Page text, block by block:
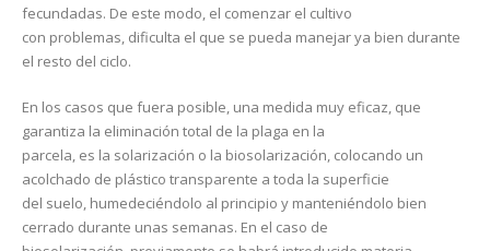
fecundadas. De este modo, el comenzar el cultivo
con problemas, dificulta el que se pueda manejar ya bien durante
el resto del ciclo.
En los casos que fuera posible, una medida muy eficaz, que
garantiza la eliminación total de la plaga en la
parcela, es la solarización o la biosolarización, colocando un
acolchado de plástico transparente a toda la superficie
del suelo, humedeciéndolo al principio y manteniéndolo bien
cerrado durante unas semanas. En el caso de